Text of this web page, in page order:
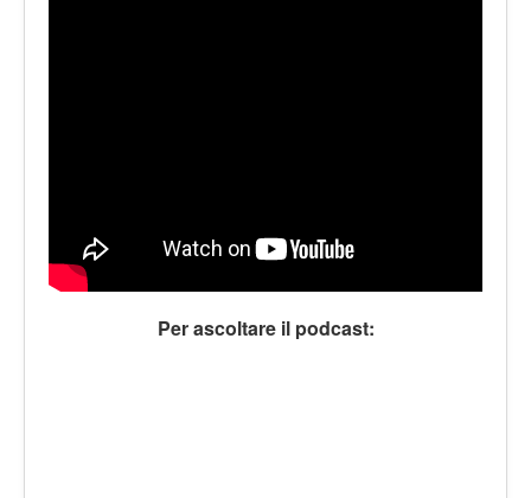
Per ascoltare il podcast: